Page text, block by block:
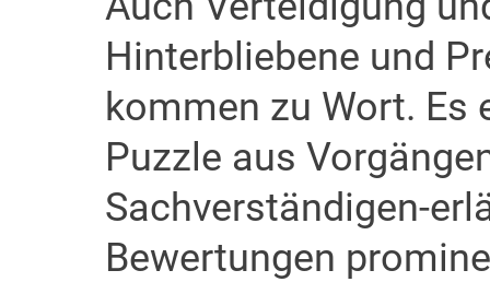
Hinterbliebene und
kommen zu Wort. Es
Puzzle aus
Sachverständigen-
Bewertungen